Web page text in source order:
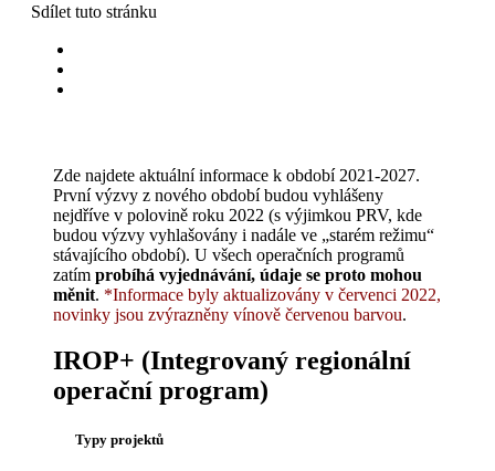
Sdílet tuto stránku
Zde najdete aktuální informace k období 2021-2027.
První výzvy z nového období budou vyhlášeny
nejdříve v polovině roku 2022 (s výjimkou PRV, kde
budou výzvy vyhlašovány i nadále ve „starém režimu“
stávajícího období). U všech operačních programů
zatím probíhá vyjednávání, údaje se proto mohou
měnit. *Informace byly aktualizovány v červenci 2022,
novinky jsou zvýrazněny vínově červenou barvou.
IROP+ (Integrovaný regionální
operační program)
Typy projektů